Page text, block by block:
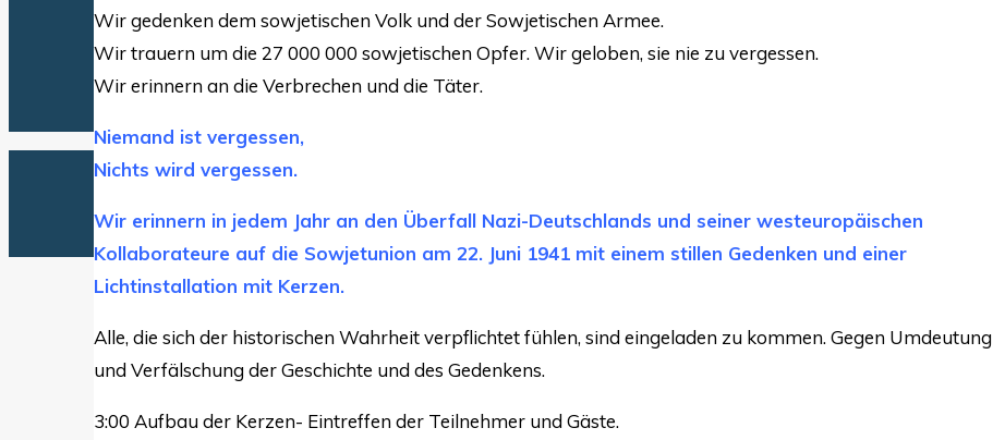
Wir gedenken dem sowjetischen Volk und der Sowjetischen Armee.
Wir trauern um die 27 000 000 sowjetischen Opfer. Wir geloben, sie nie zu vergessen.
Wir erinnern an die Verbrechen und die Täter.
Niemand ist vergessen,
Nichts wird vergessen.
Wir erinnern in jedem Jahr an den Überfall Nazi-Deutschlands und seiner westeuropäischen
Kollaborateure auf die Sowjetunion am 22. Juni 1941 mit einem stillen Gedenken und einer
Lichtinstallation mit Kerzen.
Alle, die sich der historischen Wahrheit verpflichtet fühlen, sind eingeladen zu kommen. Gegen Umdeutung
und Verfälschung der Geschichte und des Gedenkens.
3:00 Aufbau der Kerzen- Eintreffen der Teilnehmer und Gäste.